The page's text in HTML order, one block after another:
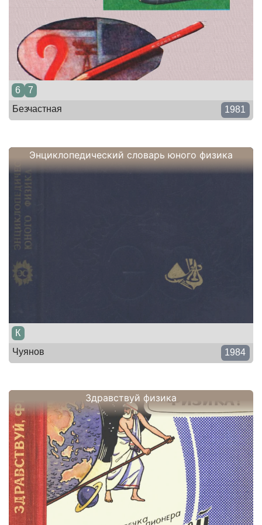
6
7
Безчастная
1981
Энциклопедический словарь юного физика
К
Чуянов
1984
Здравствуй физика